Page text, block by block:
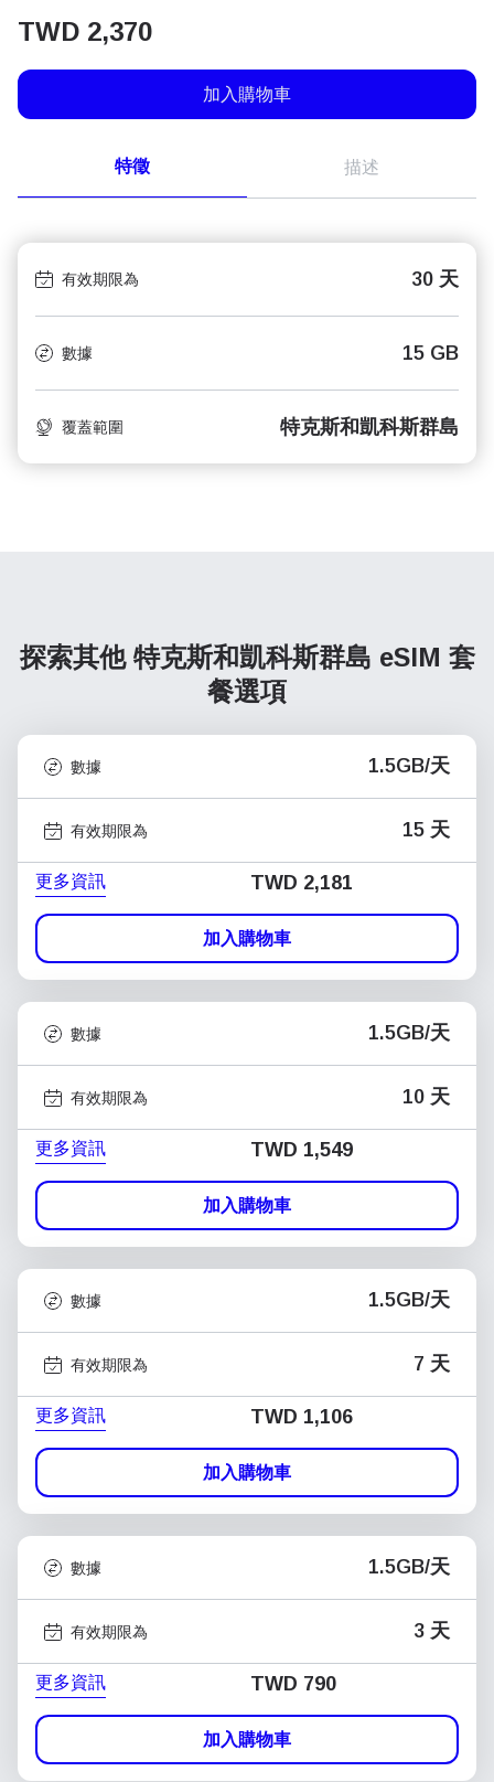
TWD 2,370
加入購物車
特徵 描述
有效期限為 30 天
數據 15 GB
覆蓋範圍 特克斯和凱科斯群島
探索其他 特克斯和凱科斯群島 eSIM 套
餐選項
數據 1.5GB/天
有效期限為 15 天
更多資訊 TWD 2,181
加入購物車
數據 1.5GB/天
有效期限為 10 天
更多資訊 TWD 1,549
加入購物車
數據 1.5GB/天
有效期限為 7 天
更多資訊 TWD 1,106
加入購物車
數據 1.5GB/天
有效期限為 3 天
更多資訊 TWD 790
加入購物車